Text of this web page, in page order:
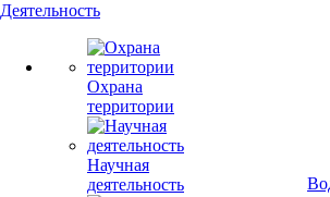
Деятельность
Охрана
территории
Научная
деятельность